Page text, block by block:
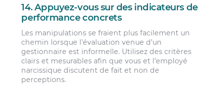
14. Appuyez-vous sur des indicateurs de
performance concrets
Les manipulations se fraient plus facilement un
chemin lorsque l’évaluation venue d’un
gestionnaire est informelle. Utilisez des critères
clairs et mesurables afin que vous et l’employé
narcissique discutent de fait et non de
perceptions.